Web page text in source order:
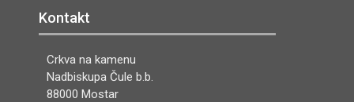
Kontakt
Crkva na kamenu
Nadbiskupa Čule b.b.
88000 Mostar